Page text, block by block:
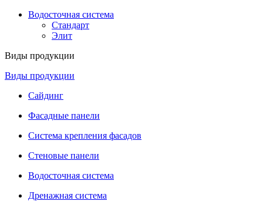
Водосточная система
Стандарт
Элит
Виды продукции
Виды продукции
Сайдинг
Фасадные панели
Система крепления фасадов
Стеновые панели
Водосточная система
Дренажная система